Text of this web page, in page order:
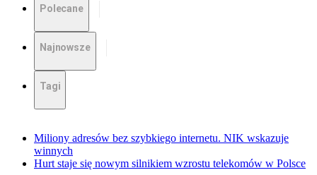
Polecane
Najnowsze
Tagi
Miliony adresów bez szybkiego internetu. NIK wskazuje
winnych
Hurt staje się nowym silnikiem wzrostu telekomów w Polsce